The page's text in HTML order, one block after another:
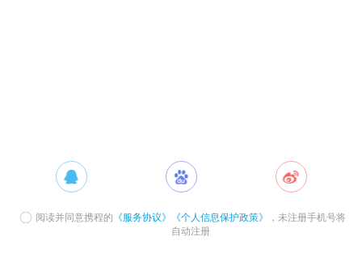
阅读并同意携程的 《服务协议》 《个人信息保护政策》
，未注册手机号将
自动注册